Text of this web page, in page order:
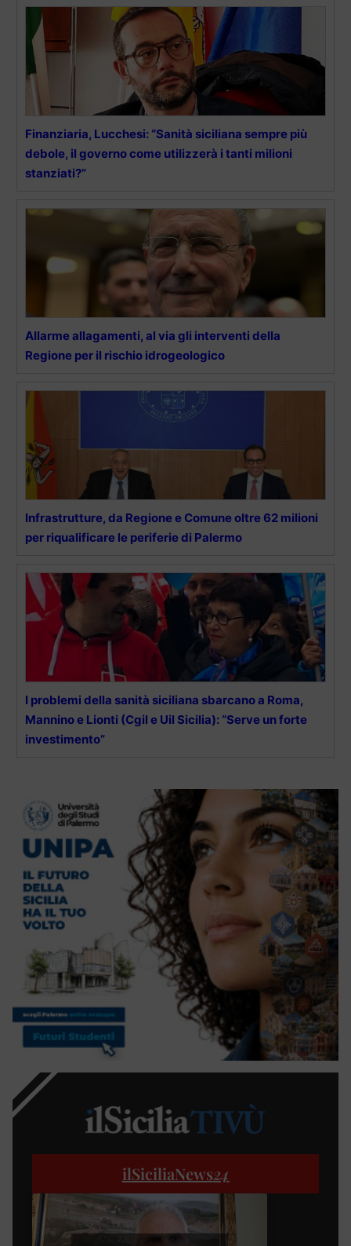
Finanziaria, Lucchesi: “Sanità siciliana sempre più
debole, il governo come utilizzerà i tanti milioni
stanziati?”
Allarme allagamenti, al via gli interventi della
Regione per il rischio idrogeologico
Infrastrutture, da Regione e Comune oltre 62 milioni
per riqualificare le periferie di Palermo
I problemi della sanità siciliana sbarcano a Roma,
Mannino e Lionti (Cgil e Uil Sicilia): “Serve un forte
investimento”
ilSiciliaNews24